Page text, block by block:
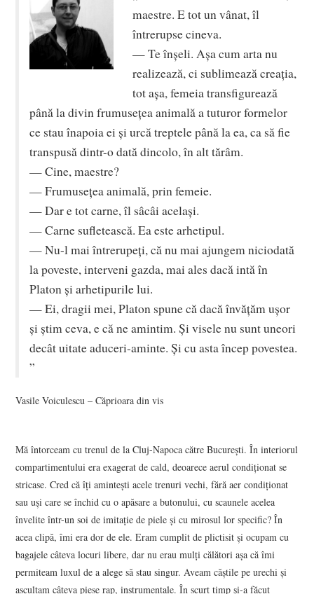
CONTRAPAGINI
CARTE & FILM
NUMĂRUL 48 /
MARTIE 2018
NUMĂRUL 49 /
APRILIE 2018
maestre. E tot un vânat, îl
întrerupse cineva.
— Te înşeli. Aşa cum arta nu
realizează, ci sublimează creaţia,
tot aşa, femeia transfigurează
până la divin frumuseţea animală a tuturor formelor
ce stau înapoia ei şi urcă treptele până la ea, ca să fie
transpusă dintr-o dată dincolo, în alt tărâm.
— Cine, maestre?
— Frumuseţea animală, prin femeie.
— Dar e tot carne, îl sâcâi acelaşi.
— Carne sufletească. Ea este arhetipul.
— Nu-l mai întrerupeţi, că nu mai ajungem niciodată
la poveste, interveni gazda, mai ales dacă intă în
Platon şi arhetipurile lui.
— Ei, dragii mei, Platon spune că dacă învăţăm uşor
şi ştim ceva, e că ne amintim. Şi visele nu sunt uneori
decât uitate aduceri-aminte. Şi cu asta încep povestea.
”
Vasile Voiculescu – Căprioara din vis
Mă întorceam cu trenul de la Cluj-Napoca către București. În interiorul
compartimentului era exagerat de cald, deoarece aerul condiționat se
stricase. Cred că îți amintești acele trenuri vechi, fără aer condiționat
sau uși care se închid cu o apăsare a butonului, cu scaunele acelea
învelite într-un soi de imitație de piele și cu mirosul lor specific? În
acea clipă, îmi era dor de ele. Eram cumplit de plictisit și ocupam cu
bagajele câteva locuri libere, dar nu erau mulți călători așa că îmi
permiteam luxul de a alege să stau singur. Aveam căștile pe urechi și
ascultam câteva piese rap, instrumentale. În scurt timp și-a făcut